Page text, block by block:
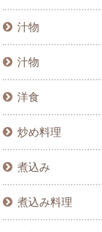
汁物
汁物
洋食
炒め料理
煮込み
煮込み料理